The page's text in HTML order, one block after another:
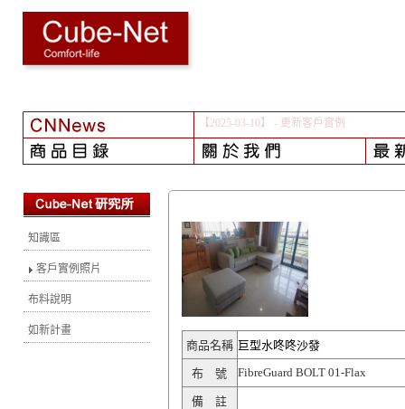
【2024-08-01】
- 颱風之後...
知識區
客戶實例照片
布料說明
如新計畫
商品名稱 巨型水咚咚沙發
布 號 FibreGuard BOLT 01-Flax
備 註